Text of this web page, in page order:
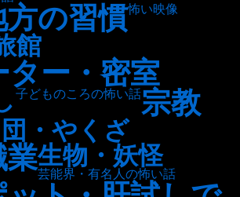
方の習慣怖い映像
館
ター・密室
子どものころの怖い話宗教
・やくざ
業生物・妖怪
芸能界・有名人の怖い話